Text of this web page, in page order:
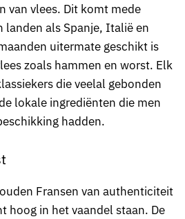
van vlees. Dit komt mede
als Spanje, Italië en
uitermate geschikt is
zoals hammen en worst. Elk
die veelal gebonden
lokale ingrediënten die men
hadden.
Fransen van authenticiteit
hoog in het vaandel staan. De